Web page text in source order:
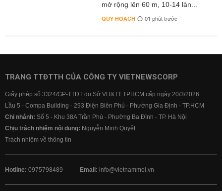
mở rộng lên 60 m, 10-14 làn...
QUY HOẠCH 01 phút trước
TRANG TTĐTTH CỦA CÔNG TY VIETNEWSCORP
Giấy phép số 3324/GP-TTĐT do Sở VH&TT TPHCM cấp ngày 20/3/2026
Lầu 5 - Compa Building - 293 Điện Biên Phủ - Phường Gia Định - TP.HCM
Chi nhánh: Số 5 - Khu 38A Trần Phú - Phường Ba Đình - TP. Hà Nội
Chịu trách nhiệm nội dung: Nguyễn Minh Quyết
Trách nhiệm về thông tin
Hotline: 0975798489 Email: info@vietnammoi.vn